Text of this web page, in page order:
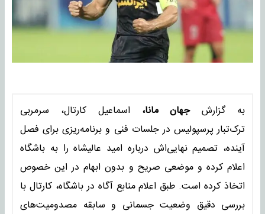
به گزارشجهان مانا، اسماعیل کارتال، سرمربی
ترک‌تبار پرسپولیس در جلسات فنی و برنامه‌ریزی برای فصل
آینده، تصمیم نهایی‌اش درباره امید عالیشاه را به باشگاه
اعلام کرده و موضعی صریح و بدون ابهام در این خصوص
اتخاذ کرده است. طبق اعلام منابع آگاه در باشگاه، کارتال با
بررسی دقیق وضعیت جسمانی و سابقه مصدومیت‌های